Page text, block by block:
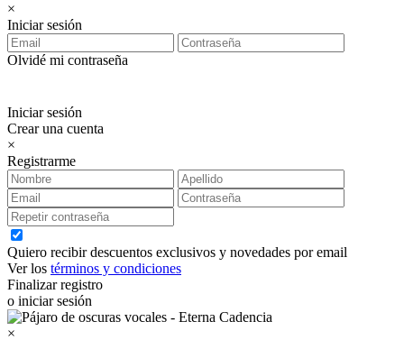
×
Iniciar sesión
Olvidé mi contraseña
Iniciar sesión
Crear una cuenta
×
Registrarme
Quiero recibir descuentos exclusivos y novedades por email
Ver los términos y condiciones
Finalizar registro
o iniciar sesión
×